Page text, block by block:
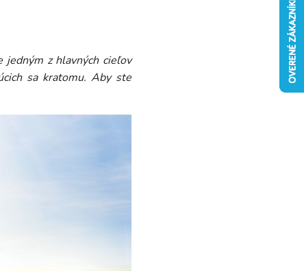
jedným z hlavných cieľov
sa kratomu. Aby ste